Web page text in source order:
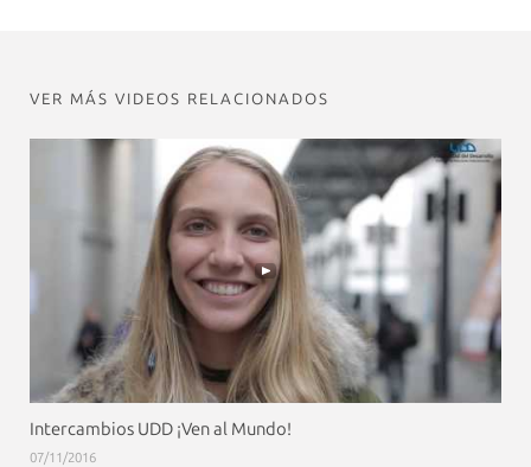
VER MÁS VIDEOS RELACIONADOS
Intercambios UDD ¡Ven al Mundo!
07/11/2016